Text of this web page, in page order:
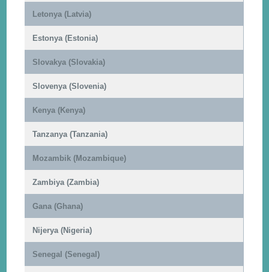
Letonya (Latvia)
Estonya (Estonia)
Slovakya (Slovakia)
Slovenya (Slovenia)
Kenya (Kenya)
Tanzanya (Tanzania)
Mozambik (Mozambique)
Zambiya (Zambia)
Gana (Ghana)
Nijerya (Nigeria)
Senegal (Senegal)